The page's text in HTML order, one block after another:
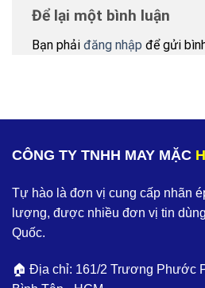
Để lại một bình luận
Bạn phải đăng nhập để gửi
CÔNG TY TNHH MAY MẶC
Tự hào là đơn vị cung cấp nhãn
lượng, được nhiều đơn vị tin
Quốc.
🏠 Địa chỉ: 161/2 Trương Phước